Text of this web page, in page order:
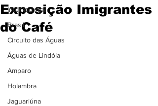
Internacional
Brasil
Circuito das Águas
Águas de Lindóia
Amparo
Holambra
Jaguariúna
Exposição Imigrantes
do Café